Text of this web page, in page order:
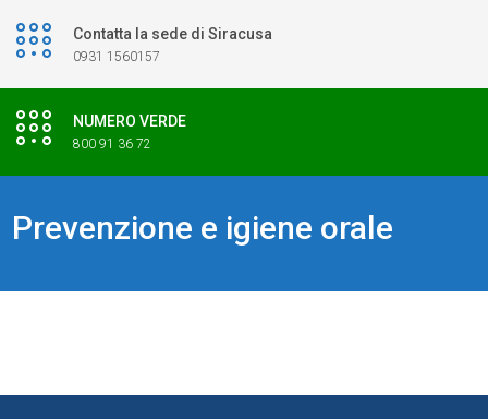
Contatta la sede di Siracusa
0931 1560157
NUMERO VERDE
800 91 36 72
Prevenzione e igiene orale